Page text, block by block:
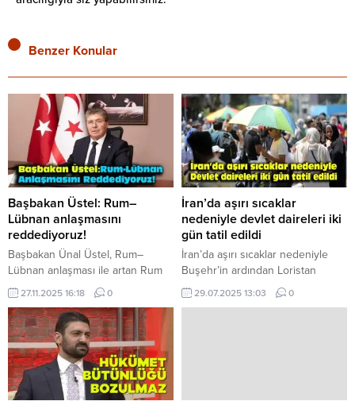
Benzer Konular
Başbakan Üstel: Rum–
Lübnan anlaşmasını
reddediyoruz!
Başbakan Ünal Üstel, Rum–
Lübnan anlaşması ile artan Rum
silahlanmasını değerlendirerek,
“KKTC hükümeti olarak bu
anlaşmayı reddediyoruz”
ifadelerini kullandı. Başbakan
Üstel, “Güney Kıbrıs Rum
Yönetimi’nin (GKRY), Lübnan ile
imzaladığı Münhasır Ekonomik
Bölge Sınırlandırma Anlaşması
27.11.2025 16:18 0
İran’da aşırı sıcaklar
nedeniyle devlet daireleri iki
gün tatil edildi
İran’da aşırı sıcaklar nedeniyle
Buşehr’in ardından Loristan
eyaletinde de kamu kurumları 29-
30 Temmuz günlerinde tatil edildi.
kurumları, üniversiteler ve eğitim
29.07.2025 13:03 0